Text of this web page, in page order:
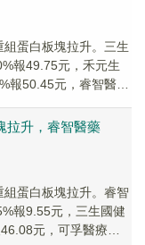
蛋白板塊拉升。三生
報49.75元，禾元生
報50.45元，睿智醫藥
拉升，睿智醫藥
蛋白板塊拉升。睿智
報9.55元，三生國健
元，可孚醫療